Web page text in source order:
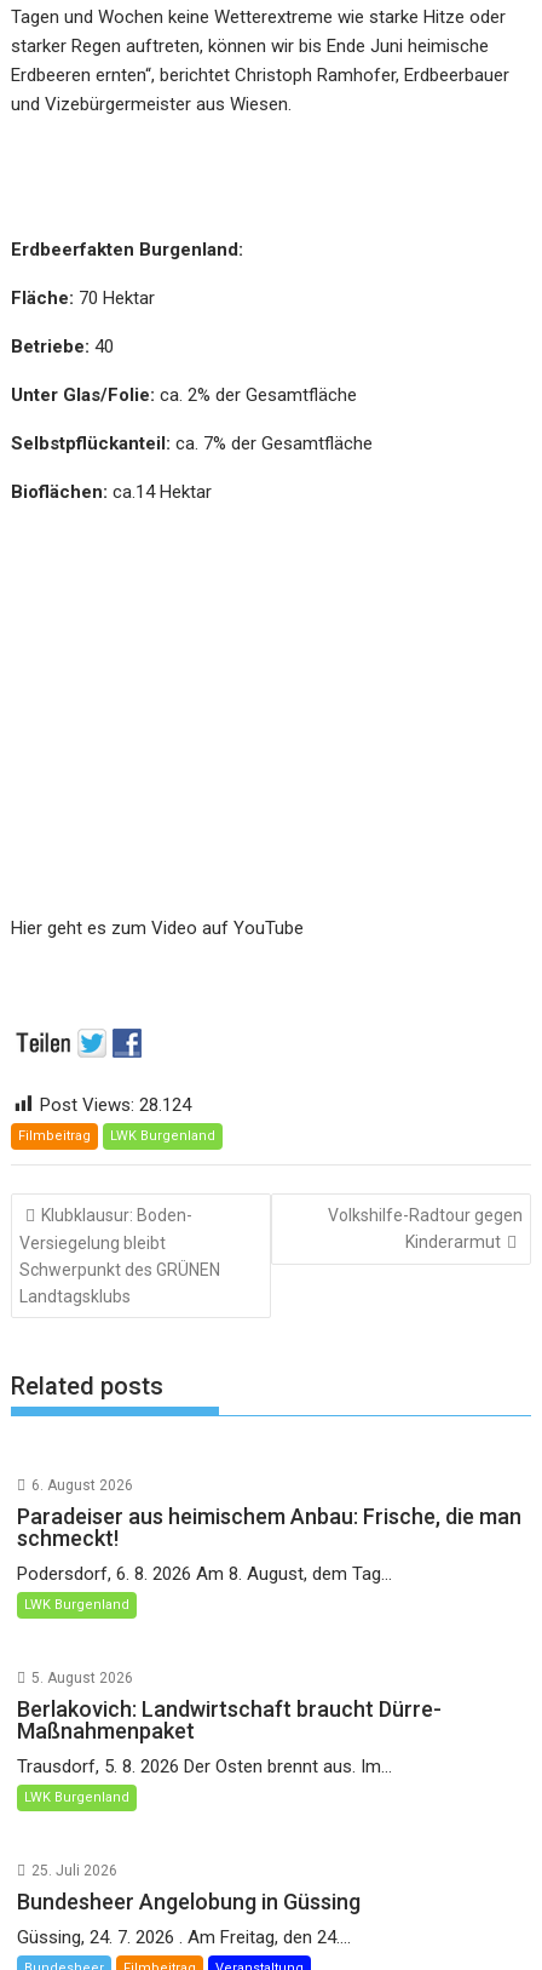
Tagen und Wochen keine Wetterextreme wie starke Hitze oder
starker Regen auftreten, können wir bis Ende Juni heimische
Erdbeeren ernten“, berichtet Christoph Ramhofer, Erdbeerbauer
und Vizebürgermeisteraus Wiesen.
Erdbeerfakten Burgenland:
Fläche: 70 Hektar
Betriebe: 40
Unter Glas/Folie: ca. 2% der Gesamtfläche
Selbstpflückanteil: ca. 7% der Gesamtfläche
Bioflächen: ca.14 Hektar
Hier geht es zum Video auf YouTube
Post Views: 28.124
Filmbeitrag LWK Burgenland
Beitragsnavigation
Klubklausur: Boden-
Versiegelung bleibt
Schwerpunkt des GRÜNEN
Landtagsklubs
Volkshilfe-Radtour gegen
Kinderarmut
Related posts
6. August 2026
Paradeiser aus heimischem Anbau: Frische, die man
schmeckt!
Podersdorf, 6. 8. 2026 Am 8. August, dem Tag...
LWK Burgenland
5. August 2026
Berlakovich: Landwirtschaft braucht Dürre-
Maßnahmenpaket
Trausdorf, 5. 8. 2026 Der Osten brennt aus. Im...
LWK Burgenland
25. Juli 2026
Bundesheer Angelobung in Güssing
Güssing, 24. 7. 2026 . Am Freitag, den 24....